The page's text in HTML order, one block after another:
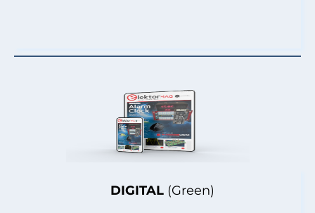
DIGITAL (Green)